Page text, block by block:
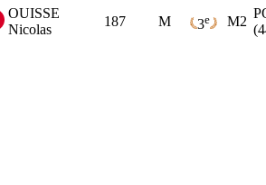
OUISSE
Nicolas
187 M 3e M2